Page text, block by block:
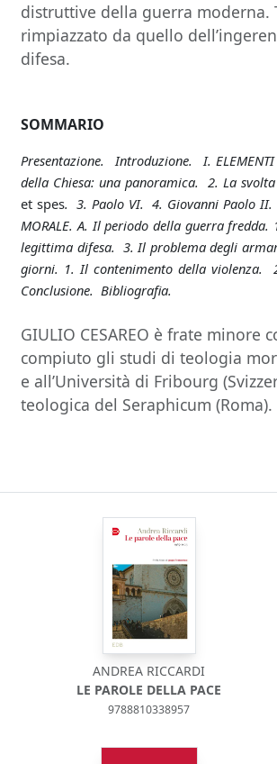
distruttive della guerra moderna.
rimpiazzato da quello
difesa.
SOMMARIO
Presentazione. Introduzione. I.
della Chiesa: una panoramica. 2. La
et spes. 3. Paolo VI. 4. Giovanni Paolo II.
MORALE.A. Il periodo della guerra fredda.
legittima difesa. 3. Il problema degli
giorni. 1. Il contenimento della violenza.
Conclusione. Bibliografia.
GIULIO CESAREO è frate minore
compiuto gli studi di teologia
e all’Università di Fribourg
teologica del Seraphicum (Roma).
ANDREA RICCARDI
LE PAROLE DELLA PACE
9788810338957